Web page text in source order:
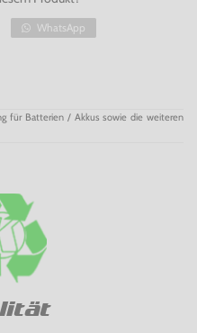
WhatsApp
für Batterien / Akkus sowie die weiteren